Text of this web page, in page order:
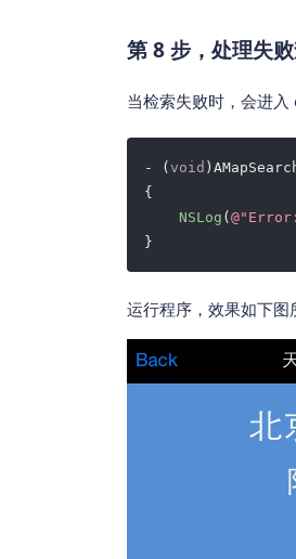
第 8 步，处理失
当检索失败时，会进
- ( void
{
NSLog (
运行程序，效果如下图